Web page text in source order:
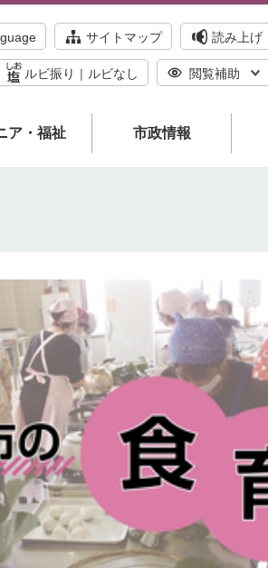
サイトマップ 読み上げ
ルビ振り ルビなし 閲覧補助
ア・福祉 市政情報